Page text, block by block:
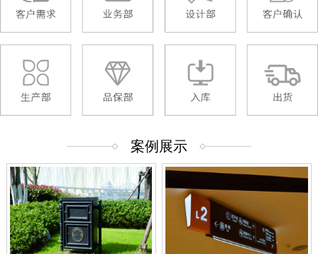
案例展示